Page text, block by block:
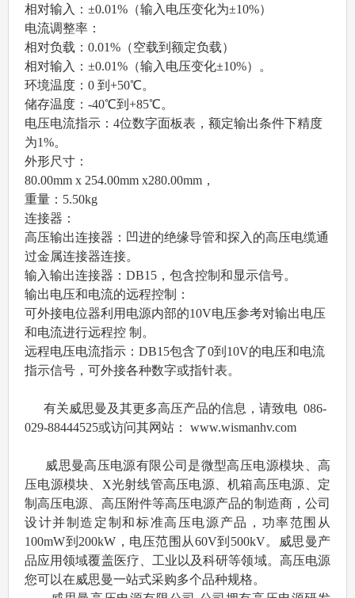
相对输入 ： ±0.01%（输入电压变化为±10%）
电流调整率：
相对负载：0.01%（空载到额定负载）
相对输入：±0.01%（输入电压变化±10%）。
环境温度：0 到+50℃。
储存温度： -40℃到+85℃。
电压电流指示： 4位数字面板表，额定输出条件下精度
为1%。
外形尺寸：
80.00mm x 254.00mm x280.00mm，
重量：5.50kg
连接器：
高压输出连接器：凹进的绝缘导管和探入的高压电缆通
过金属连接器连接。
输入输出连接器：DB15，包含控制和显示信号。
输出电压和电流的远程控制：
可外接电位器利用电源内部的10V电压参考对输出电压
和电流进行远程控 制。
远程电压电流指示： DB15包含了0到10V的电压和电流
指示信号，可外接各种数字或指针表。
有关威思曼及其更多高压产品的信息，请致电 086-
029-88444525或访问其网站： www.wismanhv.com
威思曼高压电源有限公司是微型高压电源模块、高
压电源模块、X光射线管高压电源、机箱高压电源、定
制高压电源、高压附件等高压电源产品的制造商，公司
设计并制造定制和标准高压电源产品，功率范围从
100mW到200kW，电压范围从60V到500kV。威思曼产
品应用领域覆盖医疗、工业以及科研等领域。高压电源
您可以在威思曼一站式采购多个品种规格。